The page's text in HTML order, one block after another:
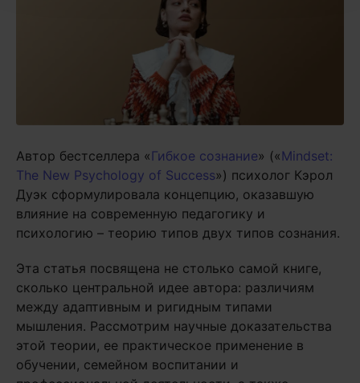
Автор бестселлера «Гибкое сознание» («Mindset:
The New Psychology of Success») психолог Кэрол
Дуэк сформулировала концепцию, оказавшую
влияние на современную педагогику и
психологию – теорию типов двух типов сознания.
Эта статья посвящена не столько самой книге,
сколько центральной идее автора: различиям
между адаптивным и ригидным типами
мышления. Рассмотрим научные доказательства
этой теории, ее практическое применение в
обучении, семейном воспитании и